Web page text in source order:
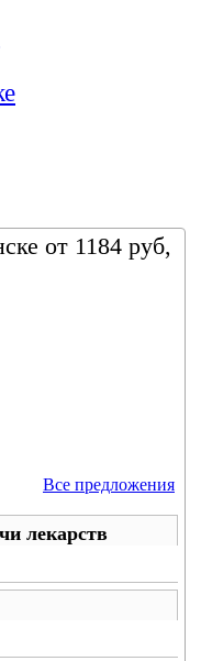
от 1184 руб,
Все предложения
лекарств